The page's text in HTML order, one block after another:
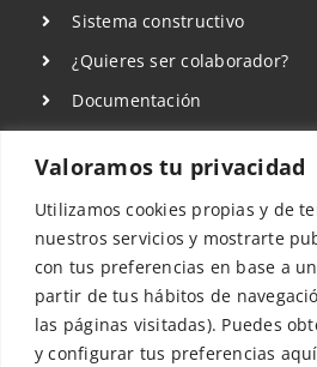
Valoramos tu privacidad
Utilizamos cookies propias y de
nuestros servicios y mostrarte
con tus preferencias en base a
partir de tus hábitos de
las páginas visitadas). Puedes
y configurar tus preferencias aquí
Sistema constructivo
¿Quieres ser colaborador?
Documentación
Aviso Legal
Política de privacidad
Política de Cookies